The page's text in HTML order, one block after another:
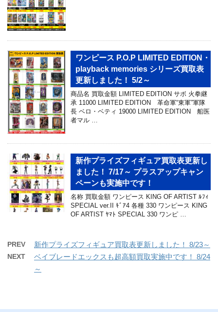
ワンピース P.O.P LIMITED EDITION・
playback memories シリーズ買取表
更新しました！ 5/2～
商品名 買取金額 LIMITED EDITION サボ 火拳継
承 11000 LIMITED EDITION 革命軍“東軍”軍隊
長 ベロ・ベティ 19000 LIMITED EDITION 船医
者マル …
新作プライズフィギュア買取表更新し
ました！ 7/17～ プラスアップキャン
ペーンも実施中です！
名称 買取金額 ワンピース KING OF ARTIST ﾙﾌｨ
SPECIAL ver.II ｷﾞｱ4 各種 330 ワンピース KING
OF ARTIST ﾔﾏﾄ SPECIAL 330 ワンピ …
PREV 新作プライズフィギュア買取表更新しました！ 8/23～
NEXT
ベイブレードエックスも超高額買取実施中です！ 8/24
～